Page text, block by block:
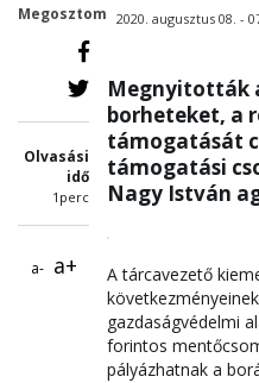
Megosztom
Olvasási
idő
1perc
a- a+
2020. augusztus 08. -
Megnyitották
borheteket, a
támogatását
támogatási
Nagy István
A tárcavezető
gazdaságvédelmi
forintos
pályázhatnak a